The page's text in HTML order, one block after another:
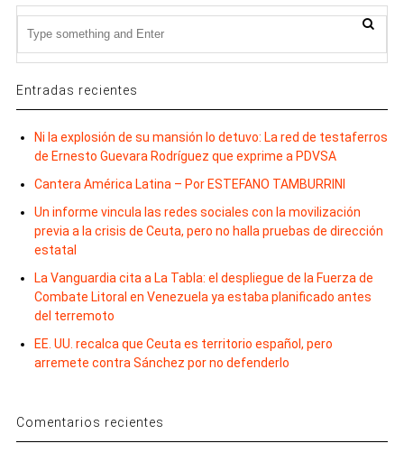
Entradas recientes
Ni la explosión de su mansión lo detuvo: La red de testaferros
de Ernesto Guevara Rodríguez que exprime a PDVSA
Cantera América Latina – Por ESTEFANO TAMBURRINI
Un informe vincula las redes sociales con la movilización
previa a la crisis de Ceuta, pero no halla pruebas de dirección
estatal
La Vanguardia cita a La Tabla: el despliegue de la Fuerza de
Combate Litoral en Venezuela ya estaba planificado antes
del terremoto
EE. UU. recalca que Ceuta es territorio español, pero
arremete contra Sánchez por no defenderlo
Comentarios recientes